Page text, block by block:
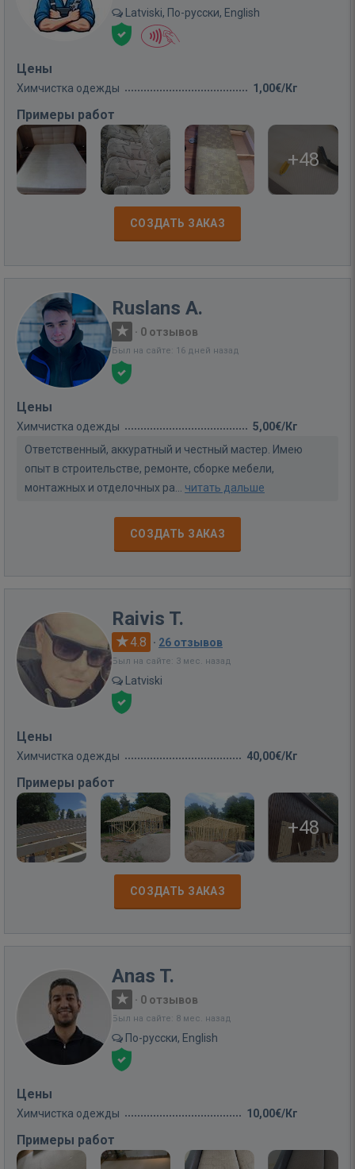
Latviski, По-русски, English
Цены
Химчистка одежды 1,00€/Кг
Примеры работ
+48
СОЗДАТЬ ЗАКАЗ
Ruslans A.
· 0 отзывов
Был на сайте: 16 дней назад
Цены
Химчистка одежды
5,00€/Кг
Ответственный, аккуратный и честный мастер. Имею
опыт в строительстве, ремонте, сборке мебели,
монтажных и отделочных ра... читать дальше
СОЗДАТЬ ЗАКАЗ
Raivis T.
4.8 · 26 отзывов
Был на сайте: 3 мес. назад
Latviski
Цены
Химчистка одежды 40,00€/Кг
Примеры работ
+48
СОЗДАТЬ ЗАКАЗ
Anas T.
· 0 отзывов
Был на сайте: 8 мес. назад
По-русски, English
Цены
Химчистка одежды 10,00€/Кг
Примеры работ